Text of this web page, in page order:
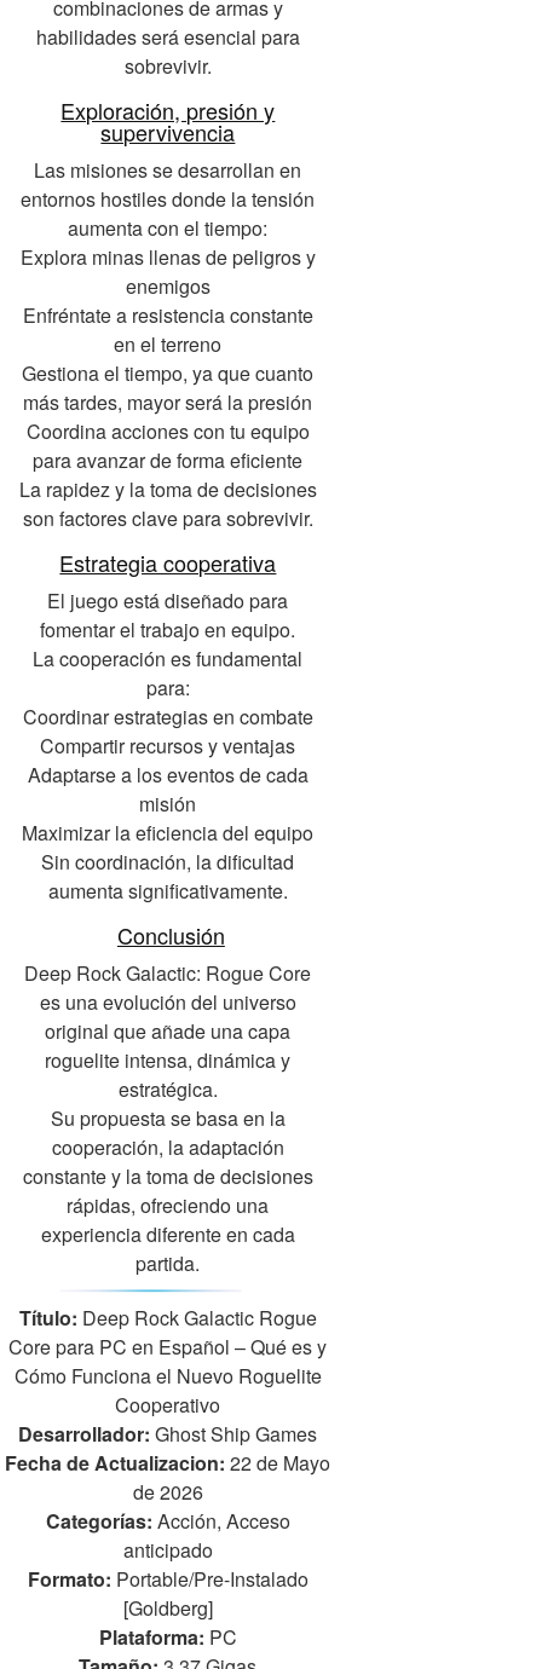
combinaciones de armas y
habilidades será esencial para
sobrevivir.
Exploración, presión y
supervivencia
Las misiones se desarrollan en
entornos hostiles donde la tensión
aumenta con el tiempo:
Explora minas llenas de peligros y
enemigos
Enfréntate a resistencia constante
en el terreno
Gestiona el tiempo, ya que cuanto
más tardes, mayor será la presión
Coordina acciones con tu equipo
para avanzar de forma eficiente
La rapidez y la toma de decisiones
son factores clave para sobrevivir.
Estrategia cooperativa
El juego está diseñado para
fomentar el trabajo en equipo.
La cooperación es fundamental
para:
Coordinar estrategias en combate
Compartir recursos y ventajas
Adaptarse a los eventos de cada
misión
Maximizar la eficiencia del equipo
Sin coordinación, la dificultad
aumenta significativamente.
Conclusión
Deep Rock Galactic: Rogue Core
es una evolución del universo
original que añade una capa
roguelite intensa, dinámica y
estratégica.
Su propuesta se basa en la
cooperación, la adaptación
constante y la toma de decisiones
rápidas, ofreciendo una
experiencia diferente en cada
partida.
Título: Deep Rock Galactic Rogue
Core para PC en Español – Qué es y
Cómo Funciona el Nuevo Roguelite
Cooperativo
Desarrollador:Ghost Ship Games
Fecha de Actualizacion: 22 de Mayo
de 2026
Categorías: Acción, Acceso
anticipado
Formato: Portable/Pre-Instalado
[Goldberg]
Plataforma: PC